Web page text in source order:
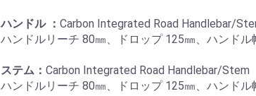
ハンドル ： Carbon Integrated Road Handlebar/
ハンドルリーチ 80㎜、ドロップ 125㎜、ハンド
ステム： Carbon Integrated Road Handlebar/Stem
ハンドルリーチ 80㎜、ドロップ 125㎜、ハンド